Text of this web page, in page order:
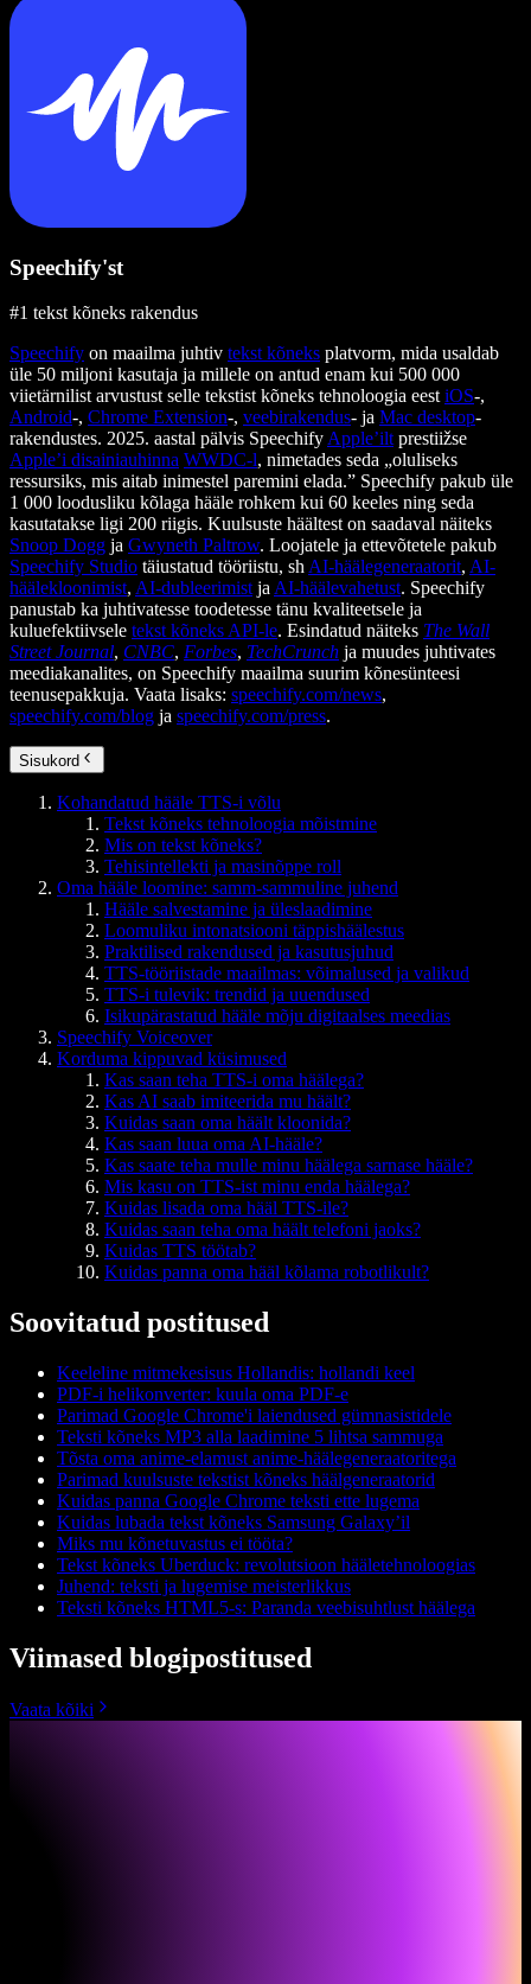
Speechify'st
#1 tekst kõneks rakendus
Speechify on maailma juhtiv tekst kõneks platvorm, mida usaldab
üle 50 miljoni kasutaja ja millele on antud enam kui 500 000
viietärnilist arvustust selle tekstist kõneks tehnoloogia eestiOS-,
Android-, Chrome Extension-, veebirakendus- ja Mac desktop-
rakendustes. 2025. aastal pälvis SpeechifyApple’iltprestiižse
Apple’i disainiauhinna WWDC-l, nimetades seda „oluliseks
ressursiks, mis aitab inimestel paremini elada.” Speechify pakub üle
1 000 loodusliku kõlaga hääle rohkem kui 60 keeles ning seda
kasutatakse ligi 200 riigis. Kuulsuste häältest on saadaval näiteks
Snoop Dogg ja Gwyneth Paltrow. Loojatele ja ettevõtetele pakub
Speechify Studio täiustatud tööriistu, shAI-häälegeneraatorit, AI-
häälekloonimist, AI-dubleerimistjaAI-häälevahetust. Speechify
panustab ka juhtivatesse toodetesse tänu kvaliteetsele ja
kuluefektiivsele tekst kõneks API-le. Esindatud näiteks The Wall
Street Journal, CNBC, Forbes, TechCrunch ja muudes juhtivates
meediakanalites, on Speechify maailma suurim kõnesünteesi
teenusepakkuja. Vaata lisaks: speechify.com/news,
speechify.com/blog ja speechify.com/press.
Sisukord
Kohandatud hääle TTS-i võlu
Tekst kõneks tehnoloogia mõistmine
Mis on tekst kõneks?
Tehisintellekti ja masinõppe roll
Oma hääle loomine: samm-sammuline juhend
Hääle salvestamine ja üleslaadimine
Loomuliku intonatsiooni täppishäälestus
Praktilised rakendused ja kasutusjuhud
TTS-tööriistade maailmas: võimalused ja valikud
TTS-i tulevik: trendid ja uuendused
Isikupärastatud hääle mõju digitaalses meedias
Speechify Voiceover
Korduma kippuvad küsimused
Kas saan teha TTS-i oma häälega?
Kas AI saab imiteerida mu häält?
Kuidas saan oma häält kloonida?
Kas saan luua oma AI-hääle?
Kas saate teha mulle minu häälega sarnase hääle?
Mis kasu on TTS-ist minu enda häälega?
Kuidas lisada oma hääl TTS-ile?
Kuidas saan teha oma häält telefoni jaoks?
Kuidas TTS töötab?
Kuidas panna oma hääl kõlama robotlikult?
Soovitatud postitused
Keeleline mitmekesisus Hollandis: hollandi keel
PDF-i helikonverter: kuula oma PDF-e
Parimad Google Chrome'i laiendused gümnasistidele
Teksti kõneks MP3 alla laadimine 5 lihtsa sammuga
Tõsta oma anime-elamust anime-häälegeneraatoritega
Parimad kuulsuste tekstist kõneks häälgeneraatorid
Kuidas panna Google Chrome teksti ette lugema
Kuidas lubada tekst kõneks Samsung Galaxy’il
Miks mu kõnetuvastus ei tööta?
Tekst kõneks Uberduck: revolutsioon hääletehnoloogias
Juhend: teksti ja lugemise meisterlikkus
Teksti kõneks HTML5-s: Paranda veebisuhtlust häälega
Viimased blogipostitused
Vaata kõiki